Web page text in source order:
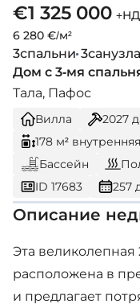
€1 325 000
6 280 €/м²
3спальни 3санузла
Дом с 3-мя
Тала, Пафос
Вилла 2027
178 м²
Бассейн
ID 17683
257
Описание
Эта великолепная
расположена в
и предлагает